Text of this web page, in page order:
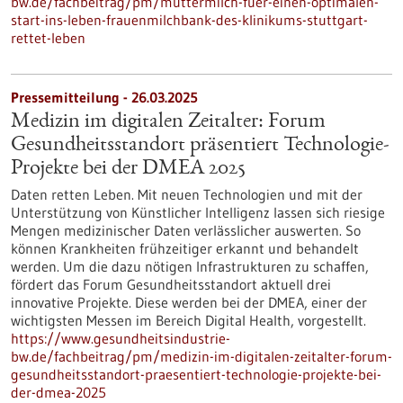
start-ins-leben-frauenmilchbank-des-klinikums-stuttgart-
rettet-leben
Pressemitteilung - 26.03.2025
Medizin im digitalen Zeitalter: Forum
Gesundheitsstandort präsentiert Technologie-
Projekte bei der DMEA 2025
Daten retten Leben. Mit neuen Technologien und mit der
Unterstützung von Künstlicher Intelligenz lassen sich riesige
Mengen medizinischer Daten verlässlicher auswerten. So
können Krankheiten frühzeitiger erkannt und behandelt
werden. Um die dazu nötigen Infrastrukturen zu schaffen,
fördert das Forum Gesundheitsstandort aktuell drei
innovative Projekte. Diese werden bei der DMEA, einer der
wichtigsten Messen im Bereich Digital Health, vorgestellt.
https://www.gesundheitsindustrie-
bw.de/fachbeitrag/pm/medizin-im-digitalen-zeitalter-forum-
gesundheitsstandort-praesentiert-technologie-projekte-bei-
der-dmea-2025